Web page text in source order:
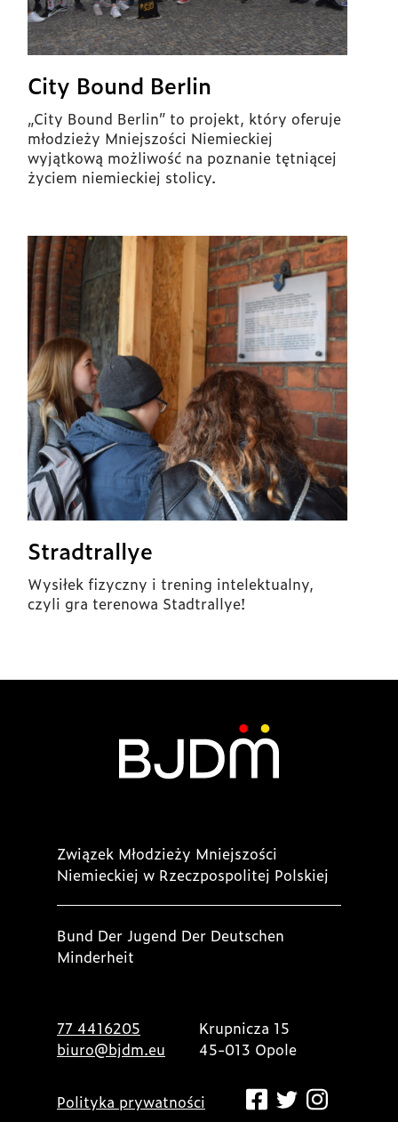
City Bound Berlin
„City Bound Berlin” to projekt, który oferuje
młodzieży Mniejszości Niemieckiej
wyjątkową możliwość na poznanie tętniącej
życiem niemieckiej stolicy.
Stradtrallye
Wysiłek fizyczny i trening intelektualny,
czyli gra terenowa Stadtrallye!
Związek Młodzieży Mniejszości
Niemieckiej w Rzeczpospolitej Polskiej
Bund Der Jugend Der Deutschen
Minderheit
77 4416205
biuro@bjdm.eu
Krupnicza 15
45-013 Opole
Polityka prywatności